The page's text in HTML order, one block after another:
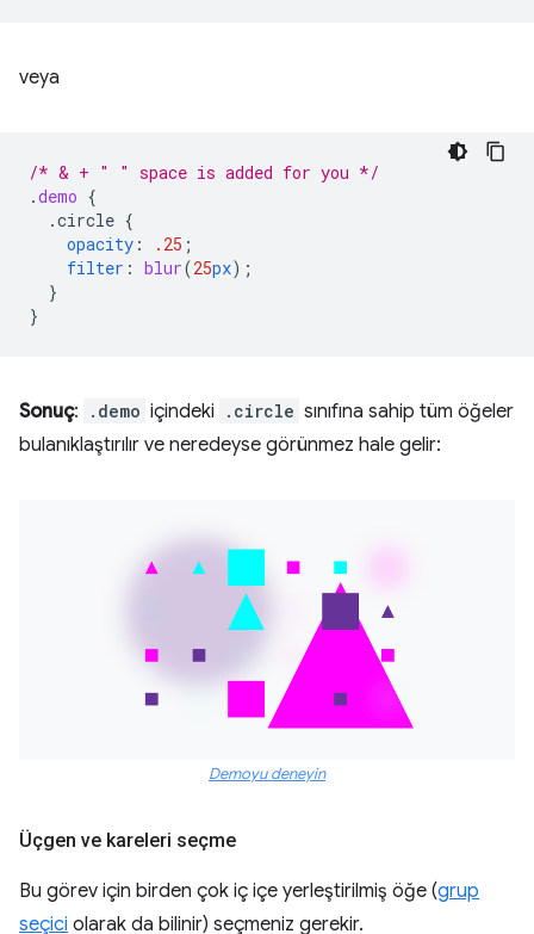
veya
/* & + " " space is added for you */
.demo {
.circle {
opacity : .25 ;
filter : blur(25px);
}
}
Sonuç: .demo içindeki .circle sınıfına sahip tüm öğeler
bulanıklaştırılır ve neredeyse görünmez hale gelir:
Demoyu deneyin
Üçgen ve kareleri seçme
Bu görev için birden çok iç içe yerleştirilmiş öğe (grup
seçici olarak da bilinir) seçmeniz gerekir.